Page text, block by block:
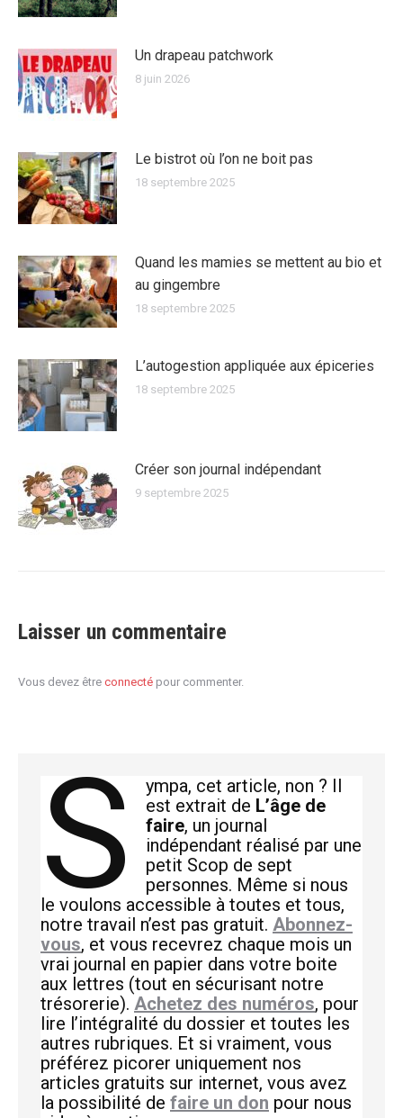
Un drapeau patchwork
8 juin 2026
Le bistrot où l’on ne boit pas
18 septembre 2025
Quand les mamies se mettent au bio et
au gingembre
18 septembre 2025
L’autogestion appliquée aux épiceries
18 septembre 2025
Créer son journal indépendant
9 septembre 2025
Laisser un commentaire
Vous devez être connecté pour commenter.
S
ympa, cet article, non ? Il
est extrait de L’âge de
faire, un journal
indépendant réalisé par une
petit Scop de sept
personnes. Même si nous
le voulons accessible à toutes et tous,
notre travail n’est pas gratuit. Abonnez-
vous, et vous recevrez chaque mois un
vrai journal en papier dans votre boite
aux lettres (tout en sécurisant notre
trésorerie). Achetez des numéros, pour
lire l’intégralité du dossier et toutes les
autres rubriques. Et si vraiment, vous
préférez picorer uniquement nos
articles gratuits sur internet, vous avez
la possibilité de faire un don pour nous